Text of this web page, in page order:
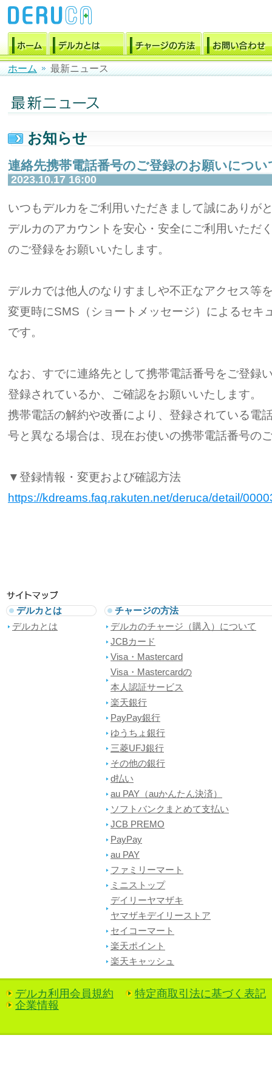
ホーム 最新ニュース
お知らせ
連絡先携帯電話番号のご登録のお願いについ
2023.10.17 16:00
いつもデルカをご利用いただきまして誠にありが
デルカのアカウントを安心・安全にご利用いただ
のご登録をお願いいたします。
デルカでは他人のなりすましや不正なアクセス等
変更時にSMS（ショートメッセージ）によるセキ
です。
なお、すでに連絡先として携帯電話番号をご登録
登録されているか、ご確認をお願いいたします。
携帯電話の解約や改番により、登録されている電
号と異なる場合は、現在お使いの携帯電話番号の
▼登録情報・変更および確認方法
https://kdreams.faq.rakuten.net/deruca/detail/
デルカとは
デルカとは
チャージの方法
デルカのチャージ（購入）について
JCBカード
Visa・Mastercard
Visa・Mastercardの
本人認証サービス
楽天銀行
PayPay銀行
ゆうちょ銀行
三菱UFJ銀行
その他の銀行
d払い
au PAY（auかんたん決済）
ソフトバンクまとめて支払い
JCB PREMO
PayPay
au PAY
ファミリーマート
ミニストップ
デイリーヤマザキ
ヤマザキデイリーストア
セイコーマート
楽天ポイント
楽天キャッシュ
デルカ利用会員規約
特定商取引法に基づく表記
企業情報